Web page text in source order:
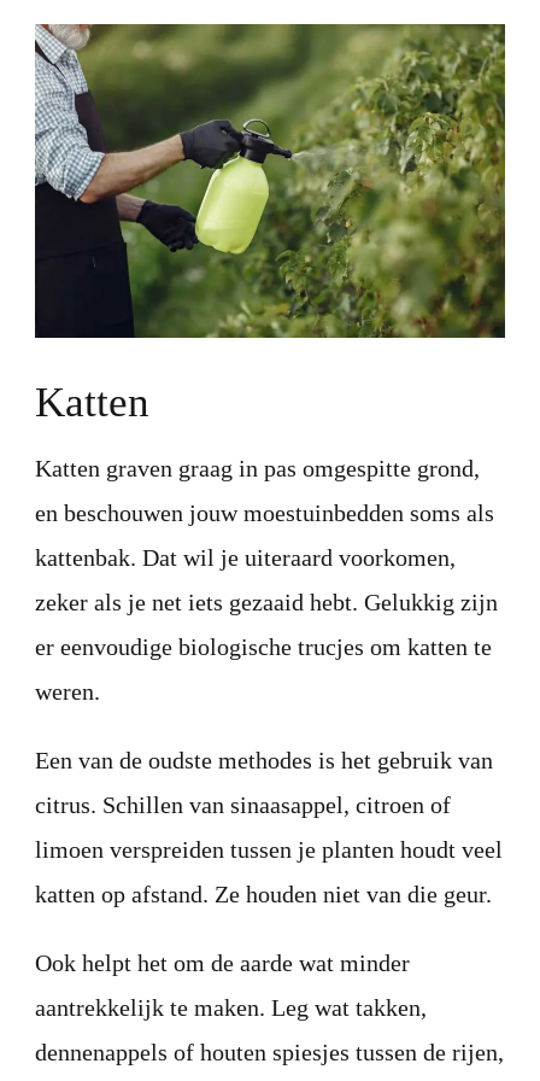
Katten
Katten graven graag in pas omgespitte grond,
en beschouwen jouw moestuinbedden soms als
kattenbak. Dat wil je uiteraard voorkomen,
zeker als je net iets gezaaid hebt. Gelukkig zijn
er eenvoudige biologische trucjes om katten te
weren.
Een van de oudste methodes is het gebruik van
citrus. Schillen van sinaasappel, citroen of
limoen verspreiden tussen je planten houdt veel
katten op afstand. Ze houden niet van die geur.
Ook helpt het om de aarde wat minder
aantrekkelijk te maken. Leg wat takken,
dennenappels of houten spiesjes tussen de rijen,